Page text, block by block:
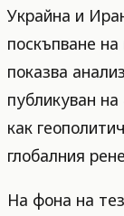
Украйна и
поскъпване
показва
публикуван
как
глобалния
На фона на